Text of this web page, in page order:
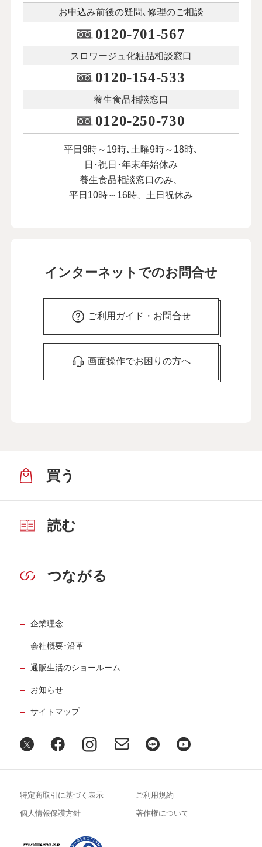
お申込み前後の疑問､修理のご相談
0120-701-567
スロワージュ化粧品相談窓口
0120-154-533
養生食品相談窓口
0120-250-730
平日9時～19時､土曜9時～18時､
日･祝日･年末年始休み
養生食品相談窓口のみ、
平日10時～16時、土日祝休み
インターネットでのお問合せ
ご利用ガイド・お問合せ
画面操作でお困りの方へ
買う
読む
つながる
企業理念
会社概要･沿革
通販生活のショールーム
お知らせ
サイトマップ
特定商取引に基づく表示 ご利用規約
個人情報保護方針 著作権について